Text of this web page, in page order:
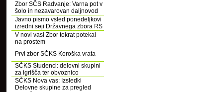
Zbor SČS Radvanje: Varna pot v
šolo in nezavarovan daljnovod
Javno pismo vsled ponedeljkovi
izredni seji Državnega zbora RS
V novi vasi Zbor tokrat potekal
na prostem
Prvi zbor SČKS Koroška vrata
SČKS Studenci: delovni skupini
za igrišča ter obvoznico
SČKS Nova vas: Izsledki
Delovne skupine za pregled